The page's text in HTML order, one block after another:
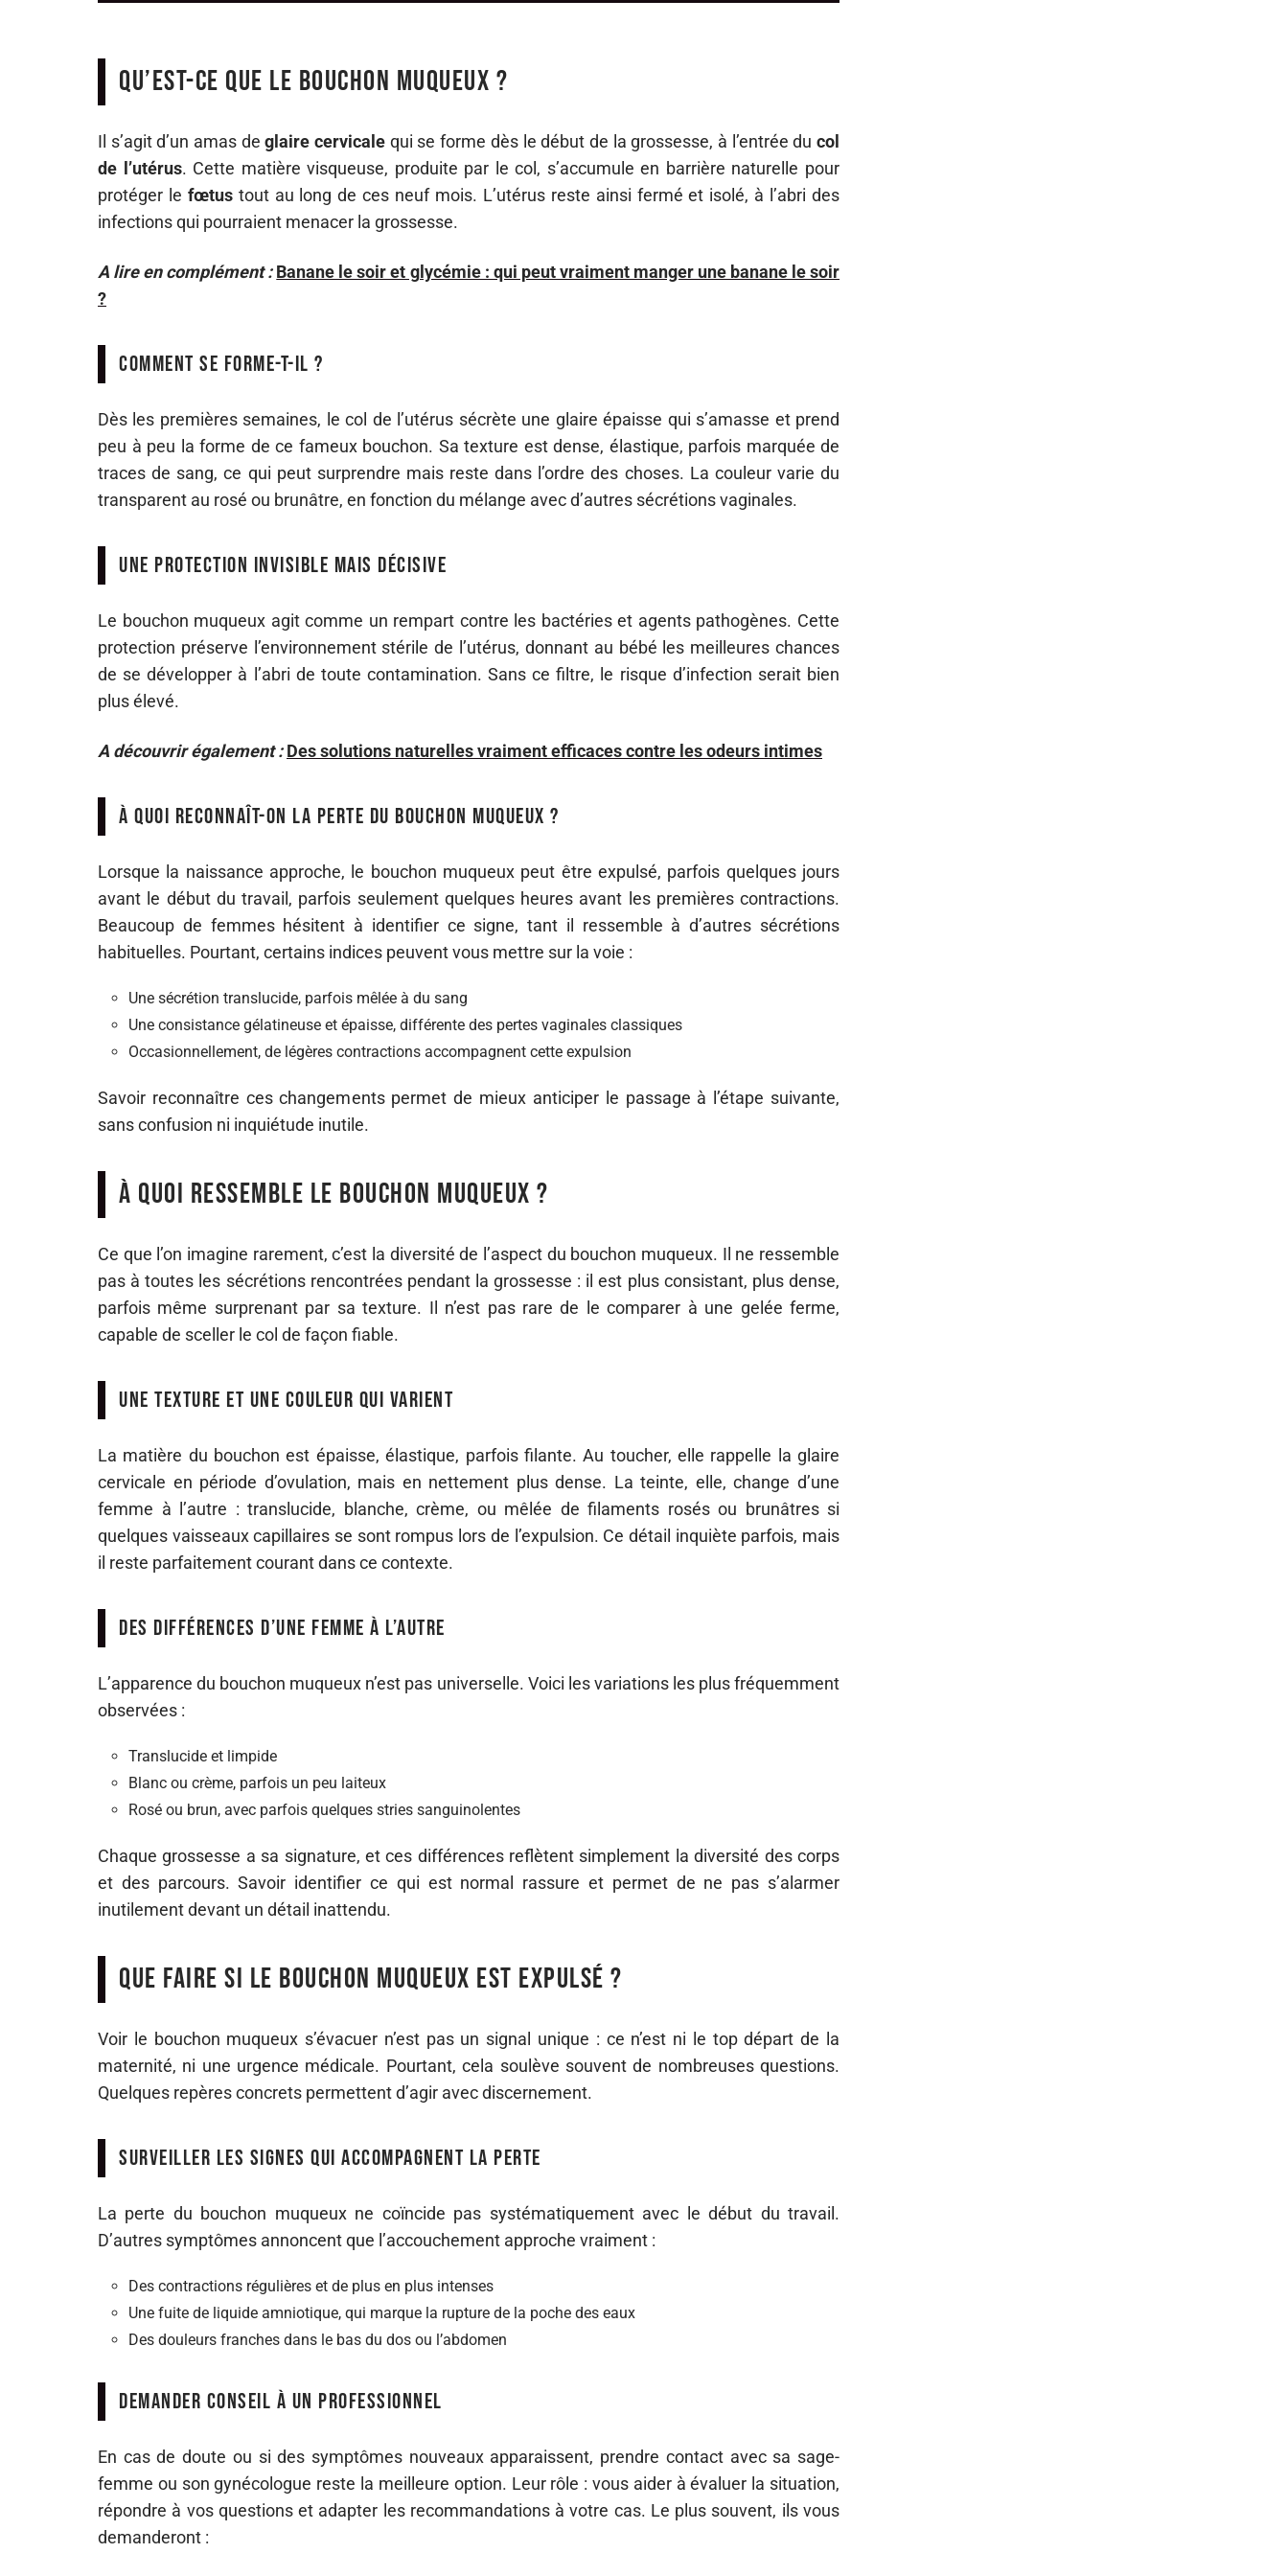
Qu’est-ce que le bouchon muqueux ?
Il s’agit d’un amas deglaire cervicale qui se forme dès le début de la grossesse, à l’entrée ducol
de l’utérus. Cette matière visqueuse, produite par le col, s’accumule en barrière naturelle pour
protéger le fœtustout au long de ces neuf mois. L’utérus reste ainsi fermé et isolé, à l’abri des
infections qui pourraient menacer la grossesse.
A lire en complément : Banane le soir et glycémie : qui peut vraiment manger une banane le soir
?
Comment se forme-t-il ?
Dès les premières semaines, le col de l’utérus sécrète une glaire épaisse qui s’amasse et prend
peu à peu la forme de ce fameux bouchon. Sa texture est dense, élastique, parfois marquée de
traces de sang, ce qui peut surprendre mais reste dans l’ordre des choses. La couleur varie du
transparent au rosé ou brunâtre, en fonction du mélange avec d’autres sécrétions vaginales.
Une protection invisible mais décisive
Le bouchon muqueux agit comme un rempart contre les bactéries et agents pathogènes. Cette
protection préserve l’environnement stérile de l’utérus, donnant au bébé les meilleures chances
de se développer à l’abri de toute contamination. Sans ce filtre, le risque d’infection serait bien
plus élevé.
A découvrir également : Des solutions naturelles vraiment efficaces contre les odeurs intimes
À quoi reconnaît-on la perte du bouchon muqueux ?
Lorsque la naissance approche, le bouchon muqueux peut être expulsé, parfois quelques jours
avant le début du travail, parfois seulement quelques heures avant les premières contractions.
Beaucoup de femmes hésitent à identifier ce signe, tant il ressemble à d’autres sécrétions
habituelles. Pourtant, certains indices peuvent vous mettre sur la voie :
Une sécrétion translucide, parfois mêlée à du sang
Une consistance gélatineuse et épaisse, différente des pertes vaginales classiques
Occasionnellement, de légères contractions accompagnent cette expulsion
Savoir reconnaître ces changements permet de mieux anticiper le passage à l’étape suivante,
sans confusion ni inquiétude inutile.
À quoi ressemble le bouchon muqueux ?
Ce que l’on imagine rarement, c’est la diversité de l’aspect du bouchon muqueux. Il ne ressemble
pas à toutes les sécrétions rencontrées pendant la grossesse : il est plus consistant, plus dense,
parfois même surprenant par sa texture. Il n’est pas rare de le comparer à une gelée ferme,
capable de sceller le col de façon fiable.
Une texture et une couleur qui varient
La matière du bouchon est épaisse, élastique, parfois filante. Au toucher, elle rappelle la glaire
cervicale en période d’ovulation, mais en nettement plus dense. La teinte, elle, change d’une
femme à l’autre : translucide, blanche, crème, ou mêlée de filaments rosés ou brunâtres si
quelques vaisseaux capillaires se sont rompus lors de l’expulsion. Ce détail inquiète parfois, mais
il reste parfaitement courant dans ce contexte.
Des différences d’une femme à l’autre
L’apparence du bouchon muqueux n’est pas universelle. Voici les variations les plus fréquemment
observées :
Translucide et limpide
Blanc ou crème, parfois un peu laiteux
Rosé ou brun, avec parfois quelques stries sanguinolentes
Chaque grossesse a sa signature, et ces différences reflètent simplement la diversité des corps
et des parcours. Savoir identifier ce qui est normal rassure et permet de ne pas s’alarmer
inutilement devant un détail inattendu.
Que faire si le bouchon muqueux est expulsé ?
Voir le bouchon muqueux s’évacuer n’est pas un signal unique : ce n’est ni le top départ de la
maternité, ni une urgence médicale. Pourtant, cela soulève souvent de nombreuses questions.
Quelques repères concrets permettent d’agir avec discernement.
Surveiller les signes qui accompagnent la perte
La perte du bouchon muqueux ne coïncide pas systématiquement avec le début du travail.
D’autres symptômes annoncent que l’accouchement approche vraiment :
Des contractions régulières et de plus en plus intenses
Une fuite de liquide amniotique, qui marque la rupture de la poche des eaux
Des douleurs franches dans le bas du dos ou l’abdomen
Demander conseil à un professionnel
En cas de doute ou si des symptômes nouveaux apparaissent, prendre contact avec sa sage-
femme ou son gynécologue reste la meilleure option. Leur rôle : vous aider à évaluer la situation,
répondre à vos questions et adapter les recommandations à votre cas. Le plus souvent, ils vous
demanderont :